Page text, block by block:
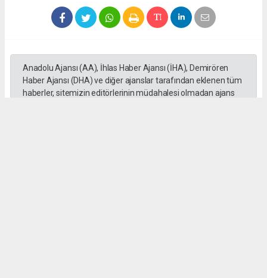
Anadolu Ajansı (AA), İhlas Haber Ajansı (İHA), Demirören
Haber Ajansı (DHA) ve diğer ajanslar tarafından eklenen tüm
haberler, sitemizin editörlerinin müdahalesi olmadan ajans